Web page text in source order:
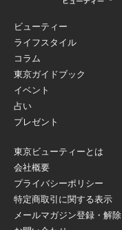
ビューティー
ライフスタイル
コラム
東京ガイドブック
イベント
占い
プレゼント
東京ビューティーとは
会社概要
プライバシーポリシー
特定商取引に関する表示
メールマガジン登録・解除